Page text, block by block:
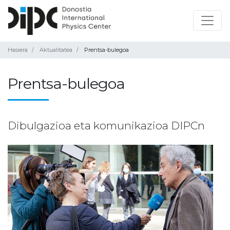
Hasiera Aktualitatea Prentsa-bulegoa
Prentsa-bulegoa
Dibulgazioa eta komunikazioa DIPCn